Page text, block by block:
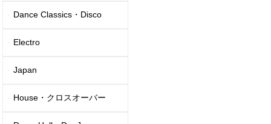
Dance Classics・Disco
Electro
Japan
House・クロスオーバー